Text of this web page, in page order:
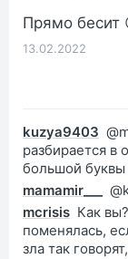
Прямо бесит
13.02.2022
kuzya9403
разбирается в
большой
mamamir___
mcrisis Как
поменялась,
зла так говорят,